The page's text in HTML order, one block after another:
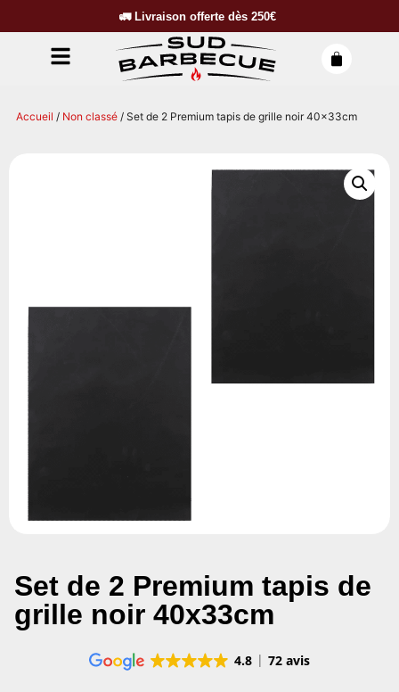
🚛 Livraison offerte dès 250€
Accueil / Non classé / Set de 2 Premium tapis de grille noir 40x33cm
Set de 2 Premium tapis de
grille noir 40x33cm
4.8 72 avis